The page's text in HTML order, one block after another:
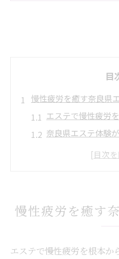
目
慢性疲労を癒す奈良県
エステで慢性疲労
奈良県エステ体験
リフレッシュ効果
エステのリフレッ
奈良県で見つかる
慢性疲労を癒す
エステで慢性疲労を根本か